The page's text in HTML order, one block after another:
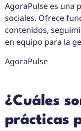
AgoraPulse es una
sociales. Ofrece
contenidos,
en equipo para la
AgoraPulse
¿Cuáles
prácticas